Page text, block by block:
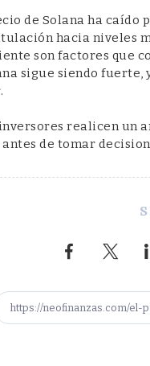
de Solana ha caído
hacia niveles
son factores que
sigue siendo
realicen un
de tomar